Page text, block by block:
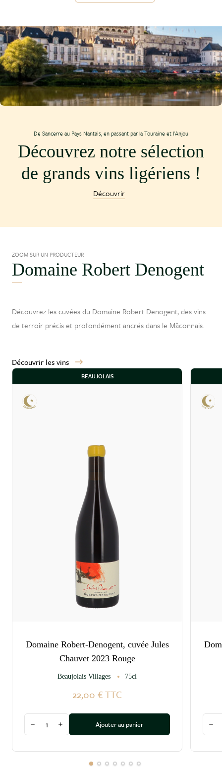
De Sancerre au Pays Nantais, en passant par la Touraine et l'Anjou
Découvrez notre sélection
de grands vins ligériens !
Découvrir
ZOOM SUR UN PRODUCTEUR
Domaine Robert Denogent
Découvrez les cuvées du Domaine Robert Denogent, des vins
de terroir précis et profondément ancrés dans le Mâconnais.
Découvrir les vins
BEAUJOLAIS
Domaine Robert-Denogent, cuvée Jules
Chauvet 2023 Rouge
Beaujolais Villages 75cl
22,00 €TTC
Diminuer la quantité
Augmenter la quantité
Ajouter au panier